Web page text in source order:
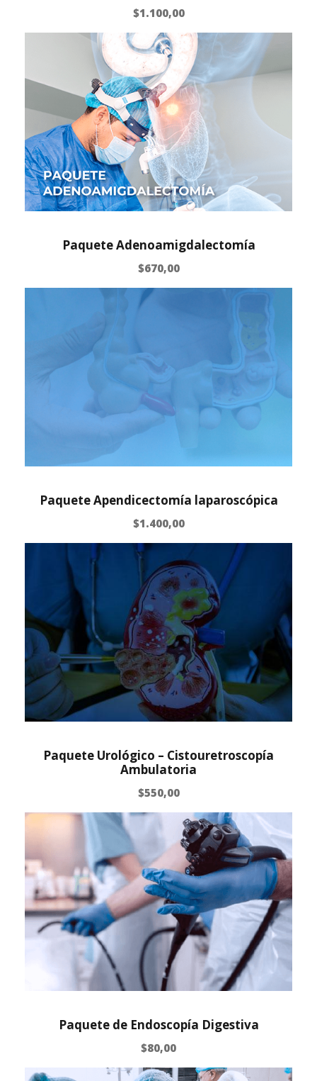
$1.100,00
Paquete Adenoamigdalectomía
$670,00
Paquete Apendicectomía laparoscópica
$1.400,00
Paquete Urológico – Cistouretroscopía
Ambulatoria
$550,00
Paquete de Endoscopía Digestiva
$80,00